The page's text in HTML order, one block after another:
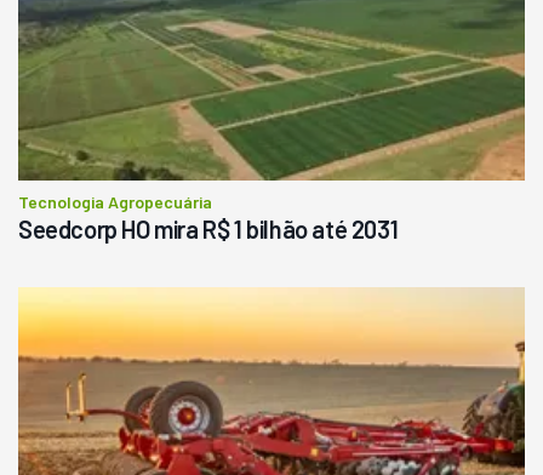
Tecnologia Agropecuária
Seedcorp HO mira R$ 1 bilhão até 2031